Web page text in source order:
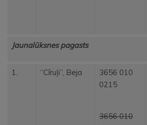
Jaunalūksnes pagasts
1. “Cīruļi”, Beja
3656 010
0215
3656 010